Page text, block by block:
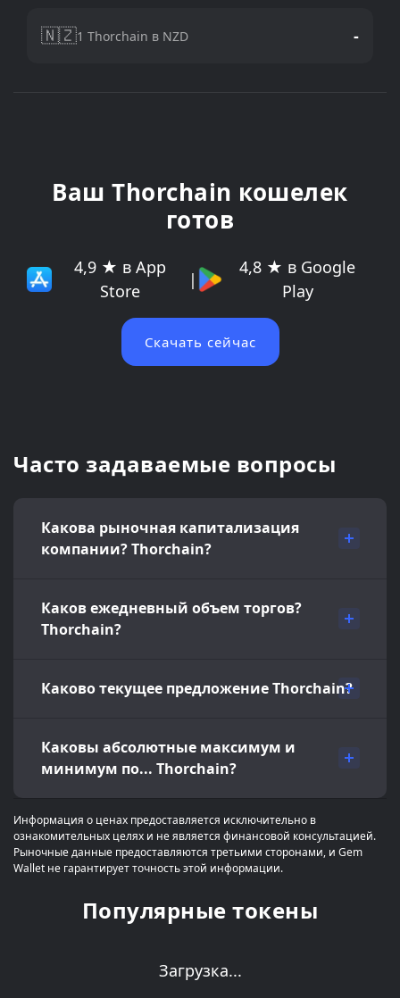
🇳🇿1 Thorchain в NZD -
Ваш Thorchain кошелек
готов
4,9 ★ в App
Store
|
4,8 ★ в Google
Play
Скачать сейчас
Часто задаваемые вопросы
Какова рыночная капитализация
компании? Thorchain?
Каков ежедневный объем торгов?
Thorchain?
Каково текущее предложение Thorchain?
Каковы абсолютные максимум и
минимум по... Thorchain?
Информация о ценах предоставляется исключительно в
ознакомительных целях и не является финансовой консультацией.
Рыночные данные предоставляются третьими сторонами, и Gem
Wallet не гарантирует точность этой информации.
Популярные токены
Загрузка...